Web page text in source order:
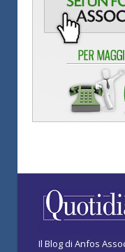
Il Blog di Anfos